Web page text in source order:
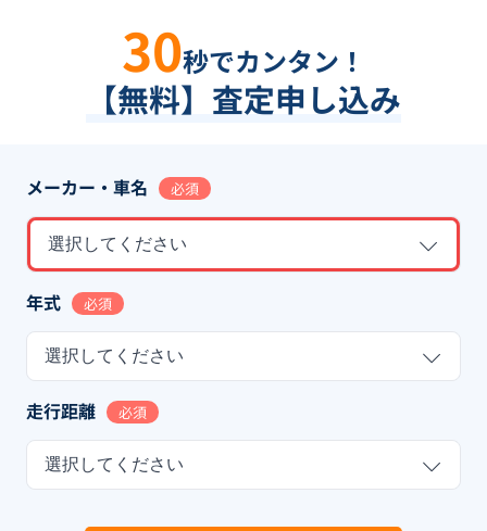
30秒でカンタン！
【無料】査定申し込み
メーカー・車名 必須
選択してください
年式 必須
選択してください
走行距離 必須
選択してください